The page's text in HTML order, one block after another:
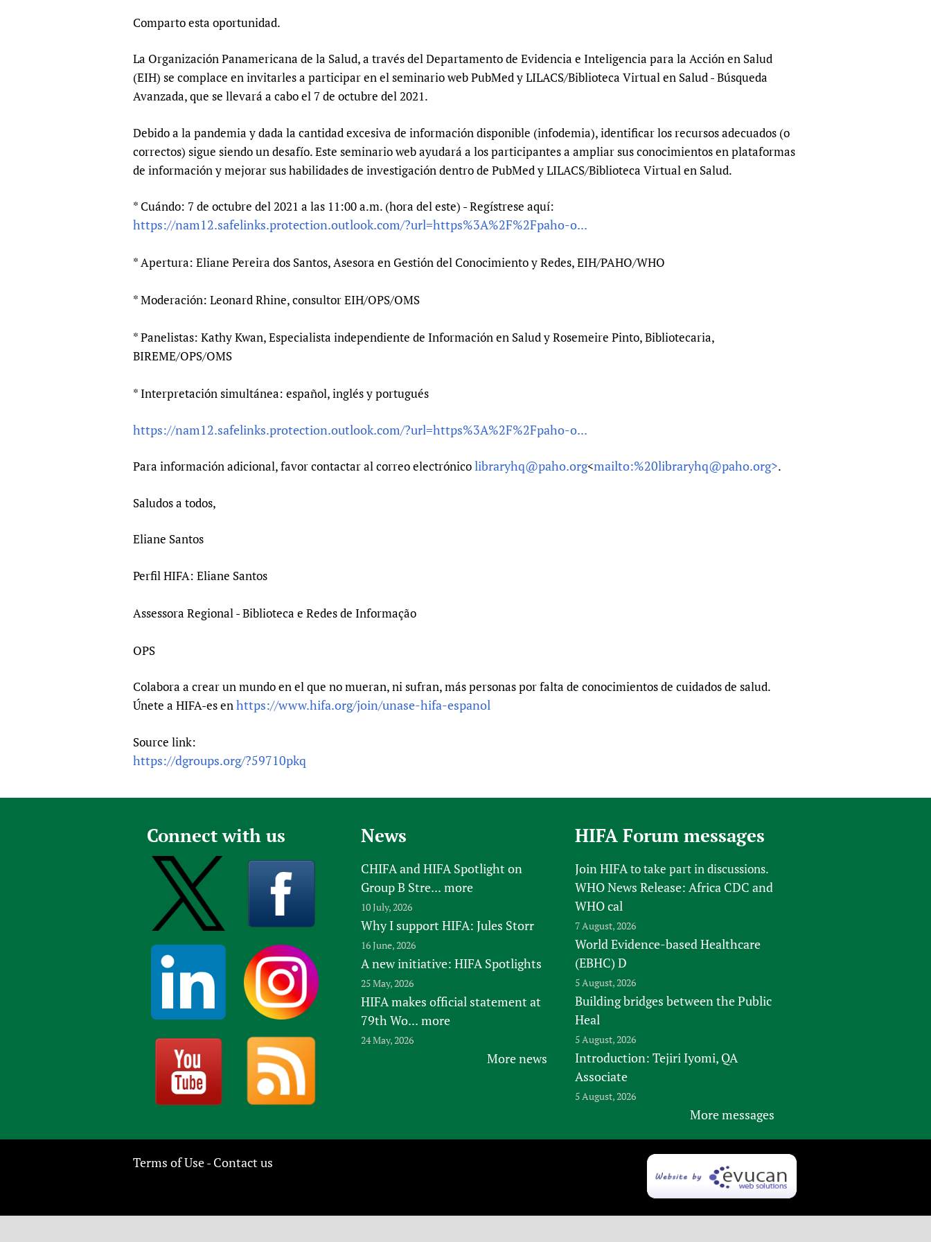
Mobile HIFA (mHIFA)
Health Partnerships
Learning for Quality Health Services
Comparto esta oportunidad.
La Organización Panamericana de la Salud, a través del Departamento de Evidencia e Inteligencia para la Acción en Salud
(EIH) se complace en invitarles a participar en el seminario web PubMed y LILACS/Biblioteca Virtual en Salud - Búsqueda
Avanzada, que se llevará a cabo el 7 de octubre del 2021.
Debido a la pandemia y dada la cantidad excesiva de información disponible (infodemia), identificar los recursos adecuados (o
correctos) sigue siendo un desafío. Este seminario web ayudará a los participantes a ampliar sus conocimientos en plataformas
de información y mejorar sus habilidades de investigación dentro de PubMed y LILACS/Biblioteca Virtual en Salud.
* Cuándo: 7 de octubre del 2021 a las 11:00 a.m. (hora del este) - Regístrese aquí:
https://nam12.safelinks.protection.outlook.com/?url=https%3A%2F%2Fpaho-o...
* Apertura: Eliane Pereira dos Santos, Asesora en Gestión del Conocimiento y Redes, EIH/PAHO/WHO
* Moderación: Leonard Rhine, consultor EIH/OPS/OMS
* Panelistas: Kathy Kwan, Especialista independiente de Información en Salud y Rosemeire Pinto, Bibliotecaria,
BIREME/OPS/OMS
* Interpretación simultánea: español, inglés y portugués
https://nam12.safelinks.protection.outlook.com/?url=https%3A%2F%2Fpaho-o...
Para información adicional, favor contactar al correo electrónicolibraryhq@paho.org<mailto:%20libraryhq@paho.org>.
Saludos a todos,
Eliane Santos
Perfil HIFA: Eliane Santos
Assessora Regional - Biblioteca e Redes de Informação
OPS
Colabora a crear un mundo en el que no mueran, ni sufran, más personas por falta de conocimientos de cuidados de salud.
Únete a HIFA-es enhttps://www.hifa.org/join/unase-hifa-espanol
Source link:
https://dgroups.org/?59710pkq
Connect with us News
CHIFA and HIFA Spotlight on
Group B Stre... more
10 July, 2026
Why I support HIFA: Jules Storr
16 June, 2026
A new initiative: HIFA Spotlights
25 May, 2026
HIFA makes official statement at
79th Wo... more
24 May, 2026
More news
HIFA Forum messages
Join HIFAto take part in discussions.
WHO News Release: Africa CDC and
WHO cal
7 August, 2026
World Evidence-based Healthcare
(EBHC) D
5 August, 2026
Building bridges between the Public
Heal
5 August, 2026
Introduction: Tejiri Iyomi, QA
Associate
5 August, 2026
More messages
Terms of Use- Contact us